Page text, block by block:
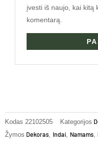
įvesti iš naujo, kai kitą
komentarą.
Kodas 22102505 Kategorijos
Žymos Dekoras, Indai, Namams,